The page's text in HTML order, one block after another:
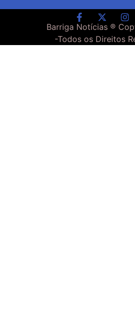
Barriga Notícias ®
-Todos os Direitos